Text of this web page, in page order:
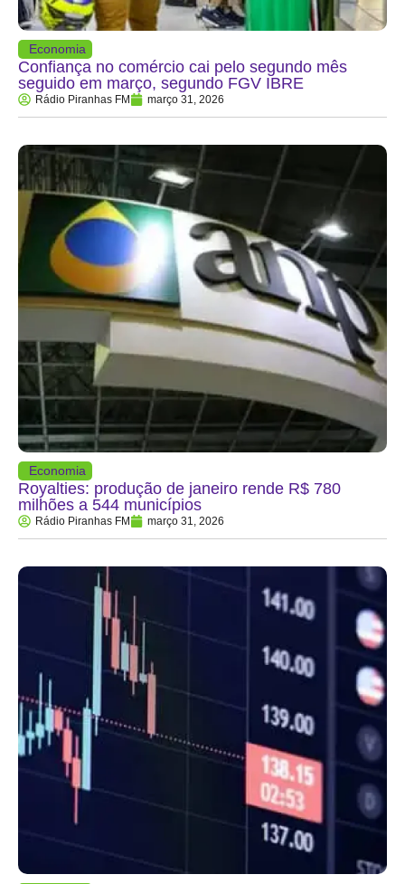
Economia
Confiança no comércio cai pelo segundo mês
seguido em março, segundo FGV IBRE
Rádio Piranhas FM março 31, 2026
Economia
Royalties: produção de janeiro rende R$ 780
milhões a 544 municípios
Rádio Piranhas FM março 31, 2026